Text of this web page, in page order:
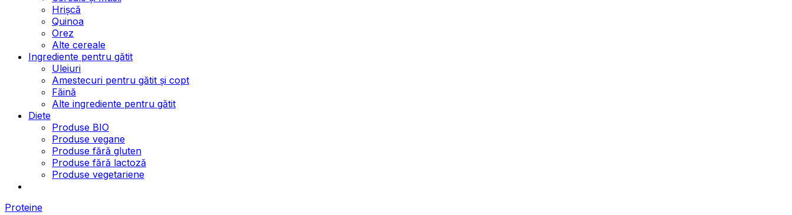
Hrișcă
Quinoa
Orez
Alte cereale
Ingrediente pentru gătit
Uleiuri
Amestecuri pentru gătit și copt
Făină
Alte ingrediente pentru gătit
Diete
Produse BIO
Produse vegane
Produse fără gluten
Produse fără lactoză
Produse vegetariene
Proteine